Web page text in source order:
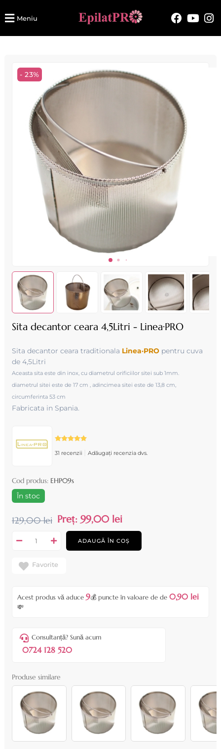
Meniu
- 23%
Sita decantor ceara 4,5Litri - Linea·PRO
Sita decantor ceara traditionala Linea·PROpentru cuva
de 4,5Litri
Aceasta sita este din inox, cu diametrul orificiilor sitei sub 1mm.
diametrul sitei este de 17 cm , adincimea sitei este de 13,8 cm ,
circumferinta 53 cm
Fabricata in Spania.
31 recenzii Adăugați recenzia dvs.
Cod produs: EHP09s
În stoc
129,00 lei Preț: 99,00 lei
ADAUGĂ ÎN COȘ
Favorite
Acest produs vă aduce 9💰 puncte în valoare de de 0,90 lei
💸
Consultanță? Sună acum
0724 128 520
Produse similare